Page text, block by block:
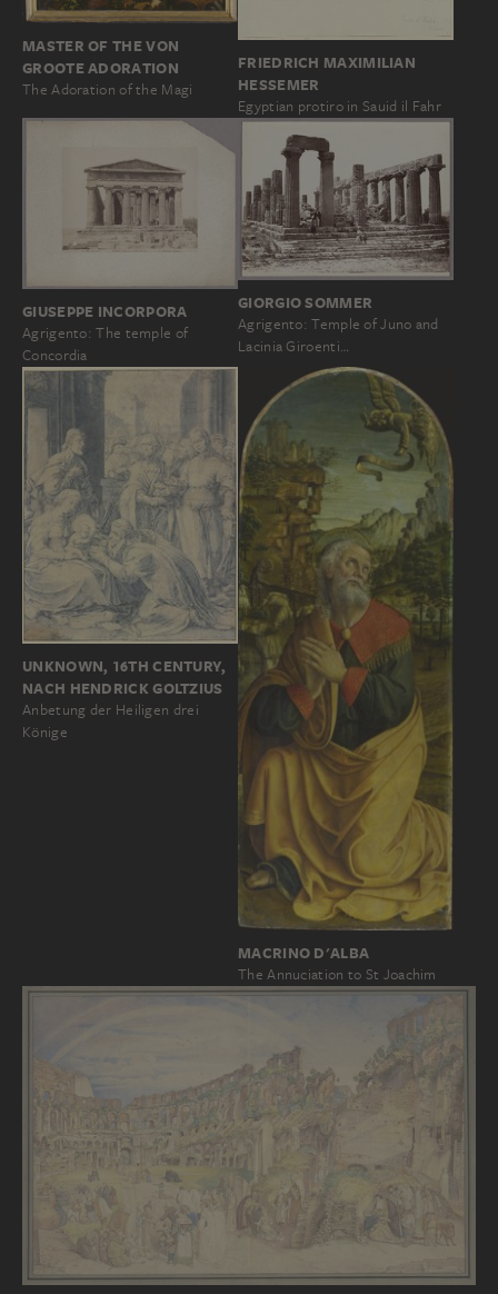
MASTER OF THE VON
GROOTE ADORATION
The Adoration of the Magi
FRIEDRICH MAXIMILIAN
HESSEMER
Egyptian protiro in Sauid il Fahr
GIUSEPPE INCORPORA
Agrigento: The temple of
Concordia
GIORGIO SOMMER
Agrigento: Temple of Juno and
Lacinia Giroenti…
UNKNOWN, 16TH CENTURY,
NACH HENDRICK GOLTZIUS
Anbetung der Heiligen drei
Könige
MACRINO D'ALBA
The Annuciation to St Joachim